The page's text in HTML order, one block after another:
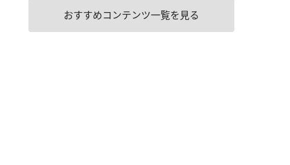
おすすめコンテンツ一覧を見る